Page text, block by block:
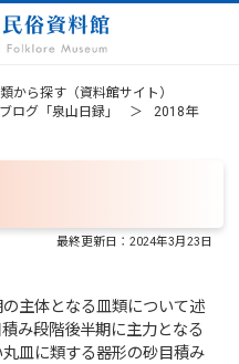
から探す（資料館サイト）
ログ「泉山日録」
2018年
最終更新日：2024年3月23日
主体となる皿類について述
み段階後半期に主力となる
皿に類する器形の砂目積み